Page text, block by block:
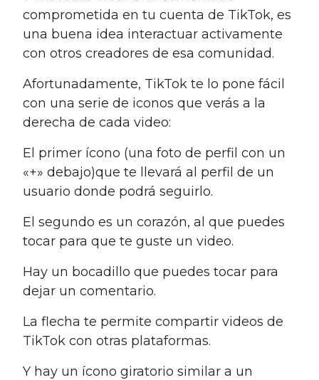
comprometida en tu cuenta de TikTok, es
una buena idea interactuar activamente
con otros creadores de esa comunidad.
Afortunadamente, TikTok te lo pone fácil
con una serie de iconos que verás a la
derecha de cada video:
El primer ícono (una foto de perfil con un
«+» debajo)que te llevará al perfil de un
usuario donde podrá seguirlo.
El segundo es un corazón, al que puedes
tocar para que te guste un video.
Hay un bocadillo que puedes tocar para
dejar un comentario.
La flecha te permite compartir videos de
TikTok con otras plataformas.
Y hay un ícono giratorio similar a un